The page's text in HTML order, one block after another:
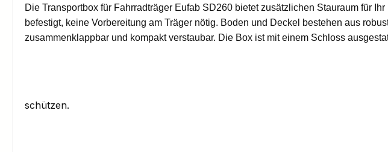
Die Transportbox für Fahrradträger Eufab SD260 bietet zusätzlichen Stauraum für Ihr
befestigt, keine Vorbereitung am Träger nötig. Boden und Deckel bestehen aus
zusammenklappbar und kompakt verstaubar. Die Box ist mit einem Schloss
schützen.